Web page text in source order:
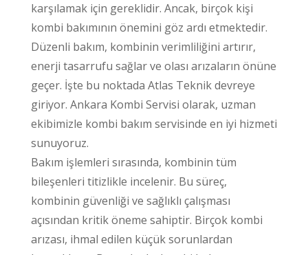
karşılamak için gereklidir. Ancak, birçok kişi
kombi bakımının önemini göz ardı etmektedir.
Düzenli bakım, kombinin verimliliğini artırır,
enerji tasarrufu sağlar ve olası arızaların önüne
geçer. İşte bu noktada Atlas Teknik devreye
giriyor. Ankara Kombi Servisi olarak, uzman
ekibimizle kombi bakım servisinde en iyi hizmeti
sunuyoruz.
Bakım işlemleri sırasında, kombinin tüm
bileşenleri titizlikle incelenir. Bu süreç,
kombinin güvenliği ve sağlıklı çalışması
açısından kritik öneme sahiptir. Birçok kombi
arızası, ihmal edilen küçük sorunlardan